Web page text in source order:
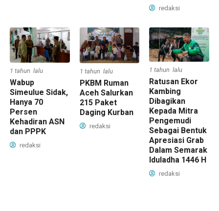
redaksi
1 tahun lalu
Wabup
Simeulue Sidak,
Hanya 70
Persen
Kehadiran ASN
dan PPPK
redaksi
1 tahun lalu
PKBM Ruman
Aceh Salurkan
215 Paket
Daging Kurban
redaksi
1 tahun lalu
Ratusan Ekor
Kambing
Dibagikan
Kepada Mitra
Pengemudi
Sebagai Bentuk
Apresiasi Grab
Dalam Semarak
Iduladha 1446 H
redaksi